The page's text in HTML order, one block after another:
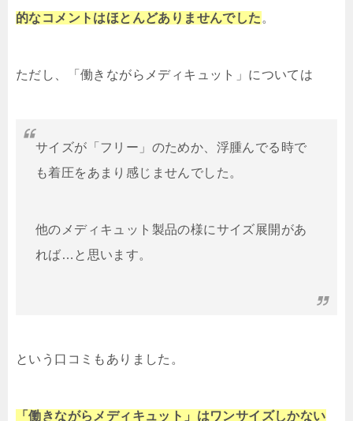
的なコメントはほとんどありませんでした 。
ただし、「働きながらメディキュット」については
サイズが「フリー」のためか、浮腫んでる時で
も着圧をあまり感じませんでした。
他のメディキュット製品の様にサイズ展開があ
れば…と思います。
という口コミもありました。
「働きながらメディキュット」はワンサイズしかない